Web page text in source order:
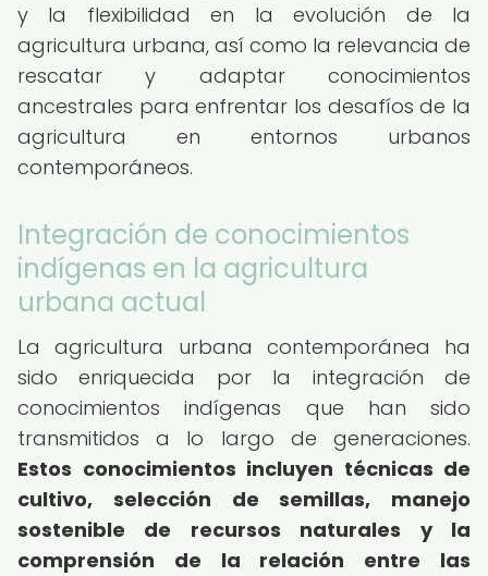
y la flexibilidad en la evolución de la
agricultura urbana, así como la relevancia de
rescatar y adaptar conocimientos
ancestrales para enfrentar los desafíos de la
agricultura en entornos urbanos
contemporáneos.
Integración de conocimientos
indígenas en la agricultura
urbana actual
La agricultura urbana contemporánea ha
sido enriquecida por la integración de
conocimientos indígenas que han sido
transmitidos a lo largo de generaciones.
Estos conocimientos incluyen técnicas de
cultivo, selección de semillas, manejo
sostenible de recursos naturales y la
comprensión de la relación entre las